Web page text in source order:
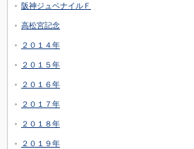
阪神ジュベナイルＦ
高松宮記念
２０１４年
２０１５年
２０１６年
２０１７年
２０１８年
２０１９年